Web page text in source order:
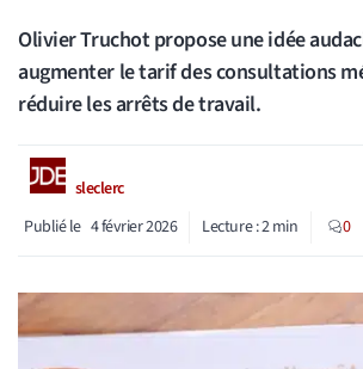
Olivier Truchot propose une idée
augmenter le tarif des consultations
réduire les arrêts de travail.
sleclerc
Publié le 4 février 2026 Lecture :2min 0